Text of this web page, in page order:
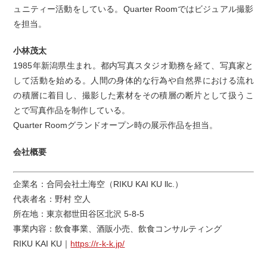
ュニティー活動をしている。Quarter Roomではビジュアル撮影
を担当。
小林茂太
1985年新潟県生まれ。都内写真スタジオ勤務を経て、写真家と
して活動を始める。人間の身体的な行為や自然界における流れ
の積層に着目し、撮影した素材をその積層の断片として扱うこ
とで写真作品を制作している。
Quarter Roomグランドオープン時の展示作品を担当。
会社概要
企業名：合同会社土海空（RIKU KAI KU llc.）
代表者名：野村 空人
所在地：東京都世田谷区北沢 5-8-5
事業内容：飲食事業、酒販小売、飲食コンサルティング
RIKU KAI KU｜ https://r-k-k.jp/